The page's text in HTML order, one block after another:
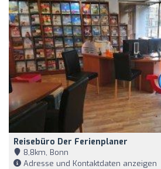
Reisebüro Der Ferienplaner
8,8km, Bonn
Adresse und Kontaktdaten anzeigen